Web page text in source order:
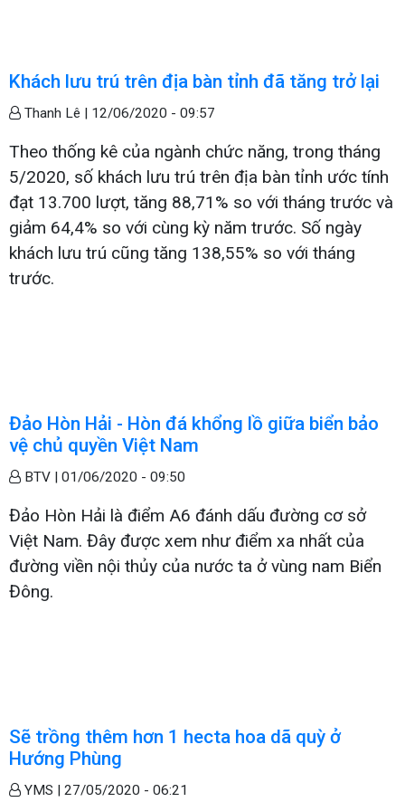
Khách lưu trú trên địa bàn tỉnh đã tăng trở lại
Thanh Lê | 12/06/2020 - 09:57
Theo thống kê của ngành chức năng, trong tháng
5/2020, số khách lưu trú trên địa bàn tỉnh ước tính
đạt 13.700 lượt, tăng 88,71% so với tháng trước và
giảm 64,4% so với cùng kỳ năm trước. Số ngày
khách lưu trú cũng tăng 138,55% so với tháng
trước.
Đảo Hòn Hải - Hòn đá khổng lồ giữa biển bảo
vệ chủ quyền Việt Nam
BTV | 01/06/2020 - 09:50
Đảo Hòn Hải là điểm A6 đánh dấu đường cơ sở
Việt Nam. Đây được xem như điểm xa nhất của
đường viền nội thủy của nước ta ở vùng nam Biển
Đông.
Sẽ trồng thêm hơn 1 hecta hoa dã quỳ ở
Hướng Phùng
YMS | 27/05/2020 - 06:21